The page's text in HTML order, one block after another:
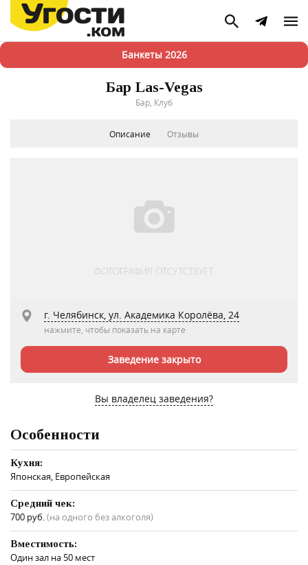
Банкеты 2026
Бар Las-Vegas
Бар, Клуб
Описание Отзывы
г. Челябинск, ул. Академика Королёва, 24
нажмите, чтобы показать на карте
Заведение закрыто
Вы владелец заведения?
Особенности
Кухня:
Японская, Европейская
Средний чек:
700 руб.(на одного без алкоголя)
Вместимость:
Один зал на 50 мест